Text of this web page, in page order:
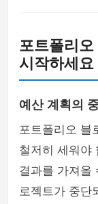
포트폴리오
시작하세요
예산 계획의
포트폴리오 블
철저히 세워야
결과를 가져올
로젝트가 중단